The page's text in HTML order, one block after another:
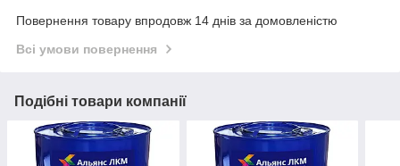
Повернення товару впродовж 14 днів за домовленістю
Всі умови повернення
Подібні товари компанії